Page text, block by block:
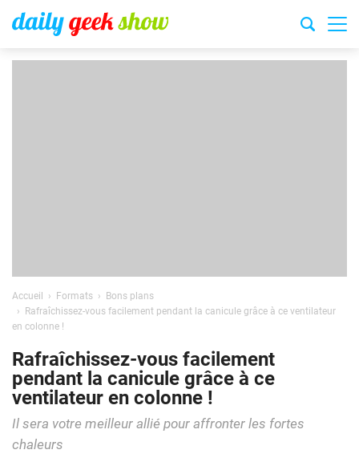
Accueil Formats
Bons plans
Rafraîchissez-vous facilement pendant la canicule grâce à ce ventilateur
en colonne !
Rafraîchissez-vous facilement
pendant la canicule grâce à ce
ventilateur en colonne !
Il sera votre meilleur allié pour affronter les fortes
chaleurs